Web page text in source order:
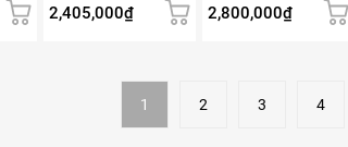
Giá
2,775,000₫.
2,405,000₫Giá
là:
2,405,000₫.
2,800,000₫
chọn
chọn
1 2 3 4